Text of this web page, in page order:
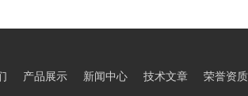
产品展示 新闻中心 技术文章 荣誉资质